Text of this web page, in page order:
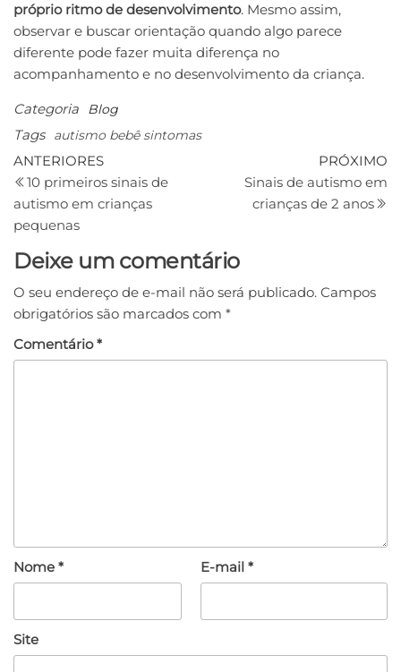
próprio ritmo de desenvolvimento. Mesmo assim,
observar e buscar orientação quando algo parece
diferente pode fazer muita diferença no
acompanhamento e no desenvolvimento da criança.
Categoria Blog
Tags autismo bebê sintomas
ANTERIORES
10 primeiros sinais de
autismo em crianças
pequenas
PRÓXIMO
Sinais de autismo em
crianças de 2 anos
Deixe um comentário
O seu endereço de e-mail não será publicado. Campos
obrigatórios são marcados com *
Comentário*
Nome * E-mail *
Site